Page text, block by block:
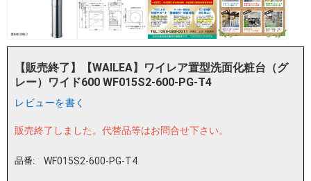
【販売終了】【WAILEA】ワイレア置型洗面化粧台（グ
レー）ワイド600 WF015S2-600-PG-T4
レビューを書く
販売終了しました。 代替品等はお問合せ下さい。
品番: WF015S2-600-PG-T4